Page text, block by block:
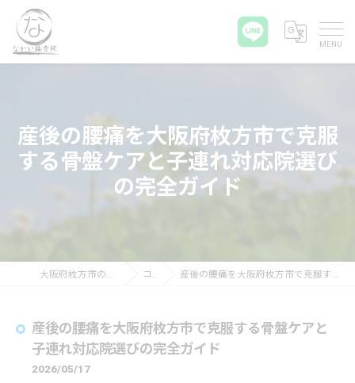
産後の腰痛を大阪府枚方市で克服
する骨盤ケアと子連れ対応院選び
の完全ガイド
大阪府枚方市の接骨院ならなかい接骨院 コラム 産後の腰痛を大阪府枚方市で克服する骨盤ケアと子連れ対応院選びの完全ガイド
産後の腰痛を大阪府枚方市で克服する骨盤ケアと
子連れ対応院選びの完全ガイド
2026/05/17